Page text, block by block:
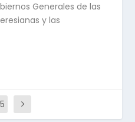
Generales de las
y las